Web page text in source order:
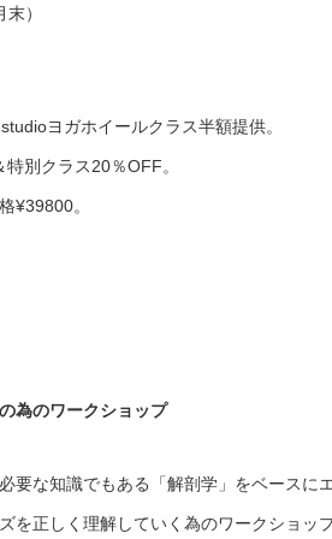
）
ヨガホイールクラス半額提供。
特別クラス20％OFF。
¥39800。
為のワークショップ
要な知識でもある「解剖学」をベースに
を正しく理解していく為のワークショッ